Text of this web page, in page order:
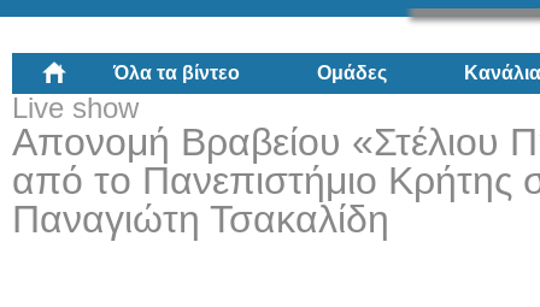
Όλα τα βίντεο Ομάδες Κανάλια
Live show
Απονομή Βραβείου «Στέλιου
από το Πανεπιστήμιο Κρήτης
Παναγιώτη Τσακαλίδη